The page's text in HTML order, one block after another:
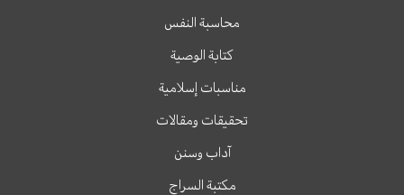
محاسبة النفس
كتابة الوصية
مناسبات إسلامية
تحقيقات ومقالات
آداب وسنن
مكتبة السراج